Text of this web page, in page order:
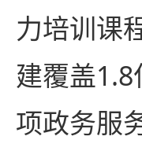
力培训课
建覆盖
项政务服